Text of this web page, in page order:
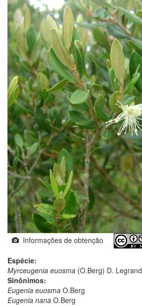
Informações de obtenção
Espécie:
Myrceugenia euosma (O.Berg) D. Legrand
Sinônimos:
Eugenia euosma O.Berg
Eugenia nana O.Berg